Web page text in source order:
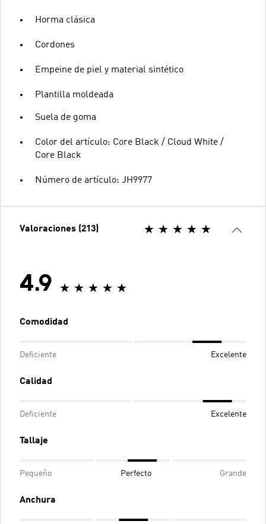
Horma clásica
Cordones
Empeine de piel y material sintético
Plantilla moldeada
Suela de goma
Color del artículo: Core Black / Cloud White /
Core Black
Número de artículo: JH9977
Valoraciones (213)
4.9
Comodidad
Deficiente Excelente
Calidad
Deficiente Excelente
Tallaje
Pequeño Perfecto Grande
Anchura